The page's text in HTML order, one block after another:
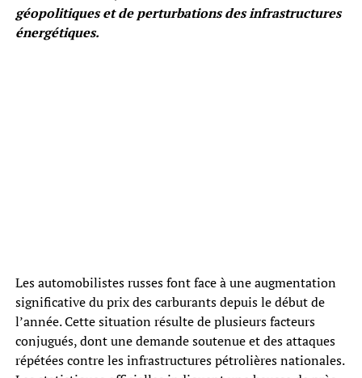
géopolitiques et de perturbations des infrastructures
énergétiques.
Les automobilistes russes font face à une augmentation
significative du prix des carburants depuis le début de
l’année. Cette situation résulte de plusieurs facteurs
conjugués, dont une demande soutenue et des attaques
répétées contre les infrastructures pétrolières nationales.